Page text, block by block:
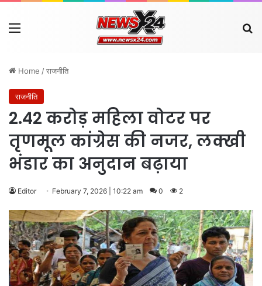
Menu
Home /राजनीति
राजनीति
2.42 करोड़ महिला वोटर पर
तृणमूल कांग्रेस की नजर, लक्खी
भंडार का अनुदान बढ़ाया
Editor February 7, 2026 | 10:22 am 0 2